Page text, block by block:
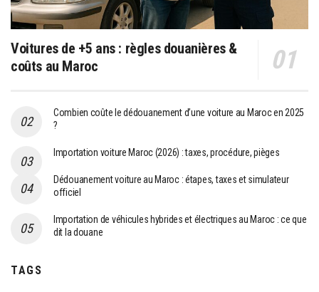
Voitures de +5 ans : règles douanières &
coûts au Maroc
Combien coûte le dédouanement d’une voiture au Maroc en 2025
?
Importation voiture Maroc (2026) : taxes, procédure, pièges
Dédouanement voiture au Maroc : étapes, taxes et simulateur
officiel
Importation de véhicules hybrides et électriques au Maroc : ce que
dit la douane
TAGS